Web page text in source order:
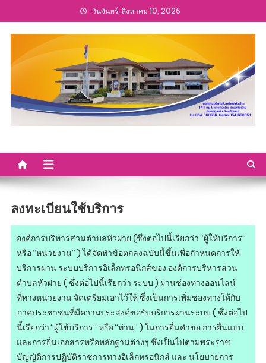
วันจันทร์, สิงหาคม 10, 2026
ลงทะเบียนใช้บริการ
องค์การบริหารส่วนตำบลหัวฝาย (ซึ่งต่อไปนี้เรียกว่า “ผู้ให้บริการ”
หรือ “หน่วยงาน” ) ได้จัดทำข้อตกลงฉบับนี้ขึ้นเพื่อกำหนดการให้
บริการผ่าน ระบบบริการอิเล็กทรอนิกส์ของ องค์การบริหารส่วน
ตำบลหัวฝาย ( ซึ่งต่อไปนี้เรียกว่า ระบบ ) ผ่านช่องทางออนไลน์
ที่ทางหน่วยงาน จัดเตรียมเอาไว้ให้ ซึ่งเป็นการเพิ่มช่องทางให้กับ
ภาคประชาชนที่มีความประสงค์ขอรับบริการผ่านระบบ ( ซึ่งต่อไป
นี้เรียกว่า “ผู้ใช้บริการ” หรือ “ท่าน” ) ในการยื่นคำขอ การยื่นแบบ
และการยื่นเอกสารหรือหลักฐานต่างๆ ซึ่งเป็นไปตามพระราช
บัญญัติการปฏิบัติราชการทางอิเล็กทรอนิกส์ และ นโยบายการ